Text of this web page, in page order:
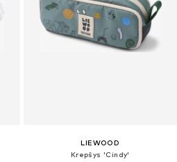
LIEWOOD
Krepšys 'Cindy'